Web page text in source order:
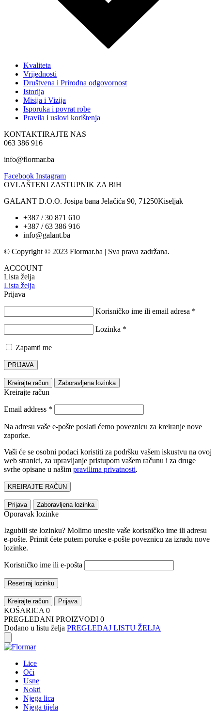
Kvaliteta
Vrijednosti
Društvena i Prirodna odgovornost
Istorija
Misija i Vizija
Isporuka i povrat robe
Pravila i uslovi korištenja
KONTAKTIRAJTE NAS
063 386 916
info@flormar.ba
Facebook Instagram
OVLAŠTENI ZASTUPNIK ZA BiH
GALANT D.O.O. Josipa bana Jelačića 90, 71250Kiseljak
+387 / 30 871 610
+387 / 63 386 916
info@galant.ba
© Copyright © 2023 Flormar.ba | Sva prava zadržana.
ACCOUNT
Lista želja
Lista želja
Prijava
Korisničko ime ili email adresa *
Lozinka *
Zapamti me
PRIJAVA
Kreirajte račun Zaboravljena lozinka
Kreirajte račun
Email address *
Na adresu vaše e-pošte poslati ćemo poveznicu za kreiranje nove
zaporke.
Vaši će se osobni podaci koristiti za podršku vašem iskustvu na ovoj
web stranici, za upravljanje pristupom vašem računu i za druge
svrhe opisane u našim pravilima privatnosti.
KREIRAJTE RAČUN
Prijava Zaboravljena lozinka
Oporavak lozinke
Izgubili ste lozinku? Molimo unesite vaše korisničko ime ili adresu
e-pošte. Primit ćete putem poruke e-pošte poveznicu za izradu nove
lozinke.
Korisničko ime ili e-pošta
Resetiraj lozinku
Kreirajte račun Prijava
KOŠARICA 0
PREGLEDANI PROIZVODI 0
Dodano u listu želja PREGLEDAJ LISTU ŽELJA
Lice
Oči
Usne
Nokti
Njega lica
Njega tijela